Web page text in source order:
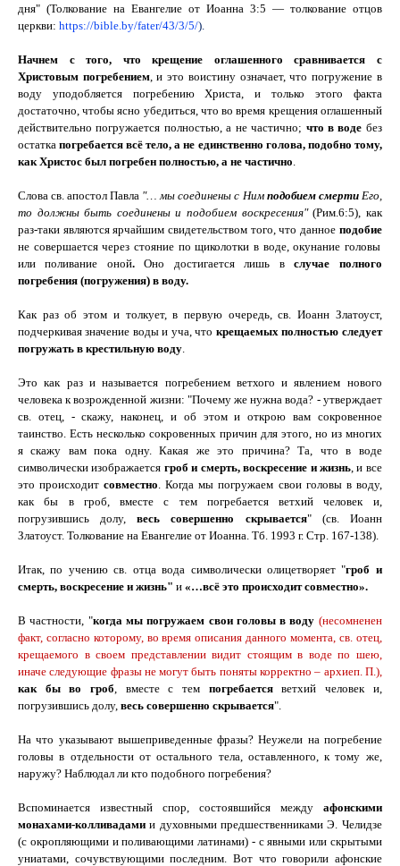
дня" (Толкование на Евангелие от Иоанна 3:5 — толкование отцов
церкви: https://bible.by/fater/43/3/5/).
Начнем с того, что крещение оглашенного сравнивается с
Христовым погребением, и это воистину означает, что погружение в
воду уподобляется погребению Христа, и только этого факта
достаточно, чтобы ясно убедиться, что во время крещения оглашенный
действительно погружается полностью, а не частично; что в воде без
остаткапогребается всё тело, а не единственно голова, подобно тому,
как Христос был погребен полностью, а не частично.
Слова св. апостол Павла "… мы соединены с Ним подобием смертиЕго,
то должны быть соединены и подобием воскресения" (Рим.6:5), как
раз-таки являются ярчайшим свидетельством того, что данное подобие
не совершается через стояние по щиколотки в воде, окунание головы
или поливание оной.Оно достигается лишь вслучае полного
погребения (погружения) в воду.
Как раз об этом и толкует, в первую очередь, св. Иоанн Златоуст,
подчеркивая значение воды и уча, что крещаемых полностью следует
погружать в крестильную воду.
Это как раз и называется погребением ветхого и явлением нового
человека к возрожденной жизни: "Почему же нужна вода? - утверждает
св. отец, - скажу, наконец, и об этом и открою вам сокровенное
таинство. Есть несколько сокровенных причин для этого, но из многих
я скажу вам пока одну. Какая же это причина? Та, что в воде
символически изображается гроб и смерть, воскресение и жизнь, и все
это происходитсовместно.Когда мы погружаем свои головы в воду,
как бы в гроб, вместе с тем погребается ветхий человек и,
погрузившись долу,весь совершенно скрывается" (св. Иоанн
Златоуст. Толкование на Евангелие от Иоанна. Тб. 1993 г. Стр. 167-138).
Итак, по учению св. отца вода символически олицетворяет "гроб и
смерть, воскресение и жизнь" и «…всё это происходит совместно».
В частности, "когда мы погружаем свои головы в воду (несомненен
факт, согласно которому, во время описанияданного момента, св. отец,
крещаемого в своем представлении видит стоящимв воде по шею,
иначе следующие фразы немогут быть поняты корректно – архиеп. П.),
как бы во гроб, вместе с тем погребаетсяветхий человек и,
погрузившись долу, весь совершенно скрывается".
На что указывают вышеприведенные фразы?Неужели на погребение
головы в отдельности от остального тела, оставленного, к тому же,
наружу? Наблюдал ли кто подобного погребения?
Вспоминается известный спор, состоявшийся между афонскими
монахами-колливадами и духовными предшественниками Э. Челидзе
(с окропляющими и поливающими латинами) - с явными или скрытыми
униатами, сочувствующими последним. Вот что говорили афонские